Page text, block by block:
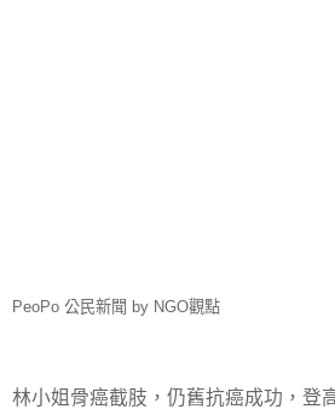
PeoPo 公民新聞 by NGO觀點
林小姐骨癌截肢，仍舊抗癌成功，登